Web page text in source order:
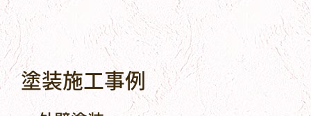
塗装施工事例